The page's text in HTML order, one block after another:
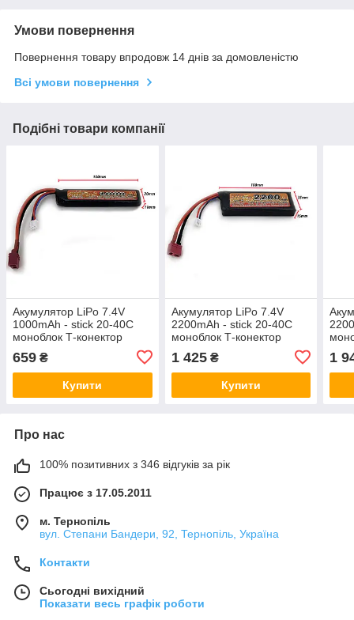
Умови повернення
Повернення товару впродовж 14 днів за домовленістю
Всі умови повернення
Подібні товари компанії
Акумулятор LiPo 7.4V
1000mAh - stick 20-40C
моноблок Т-конектор
страйкболу)
659 ₴
Купити
Акумулятор LiPo 7.4V
2200mAh - stick 20-40C
моноблок Т-конектор
страйкболу)
1 425₴
Купити
1
Про нас
100% позитивних з 346 відгуків за рік
Працює з 17.05.2011
м. Тернопіль
вул. Степани Бандери, 92, Тернопіль, Україна
Контакти
Сьогодні вихідний
Показати весь графік роботи